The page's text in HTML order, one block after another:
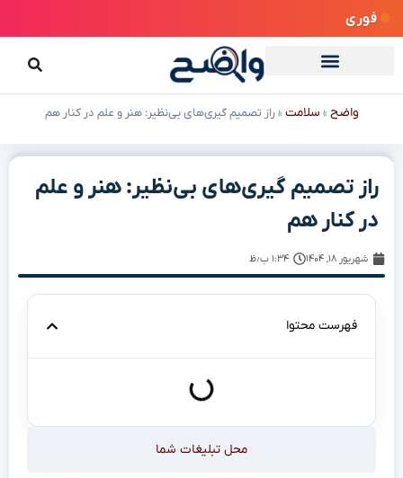
فوری
واضح » سلامت »راز تصمیم گیری‌های بی‌نظیر: هنر و علم در کنار هم
راز تصمیم گیری‌های بی‌نظیر: هنر و علم
در کنار هم
شهریور ۱۸, ۱۴۰۴ ۱:۳۴ ب٫ظ
فهرست محتوا
محل تبلیغات شما